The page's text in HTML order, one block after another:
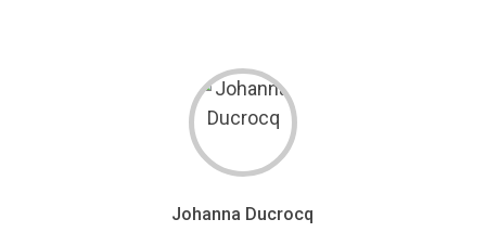
Johanna Ducrocq